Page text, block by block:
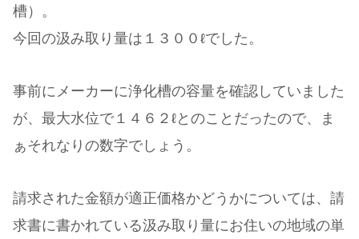
槽）。
今回の汲み取り量は１３００ℓでした。
事前にメーカーに浄化槽の容量を確認していました
が、最大水位で１４６２ℓとのことだったので、ま
ぁそれなりの数字でしょう。
請求された金額が適正価格かどうかについては、請
求書に書かれている汲み取り量にお住いの地域の単